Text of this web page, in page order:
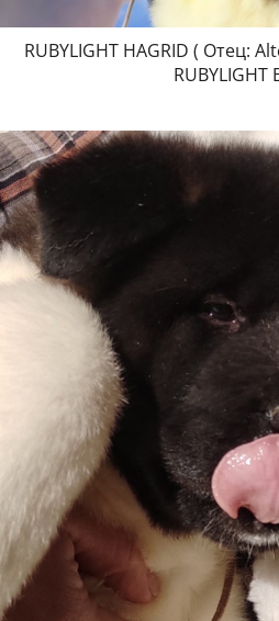
RUBYLIGHT HAGRID ( Отец:
RUBYLIGHT